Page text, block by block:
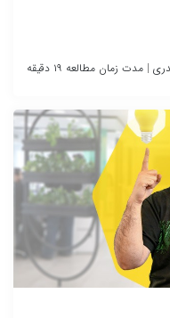
| مدت زمان مطالعه ۱۹ دقیقه